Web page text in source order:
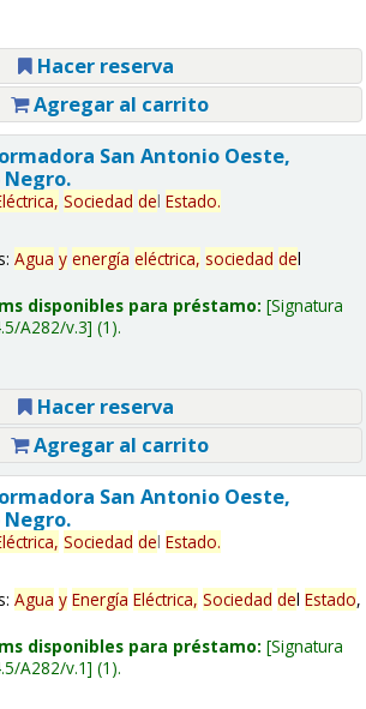
Hacer reserva
Agregar al carrito
San Antonio Oeste,
Sociedad del Estado.
Agua y energía eléctrica, sociedad del
disponibles para préstamo: Signatura
A282/v.3 (1).
Hacer reserva
Agregar al carrito
San Antonio Oeste,
Sociedad del Estado.
Agua y Energía Eléctrica, Sociedad del Estado,
disponibles para préstamo: Signatura
A282/v.1 (1).